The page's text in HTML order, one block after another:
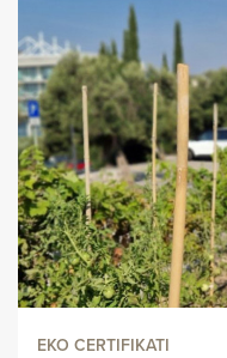
EKO CERTIFIKATI